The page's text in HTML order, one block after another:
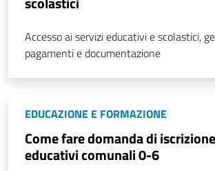
Accesso ai servizi educativi e scolastici,
pagamenti e documentazione
EDUCAZIONE E FORMAZIONE
Come fare domanda di
educativi comunali 0-6